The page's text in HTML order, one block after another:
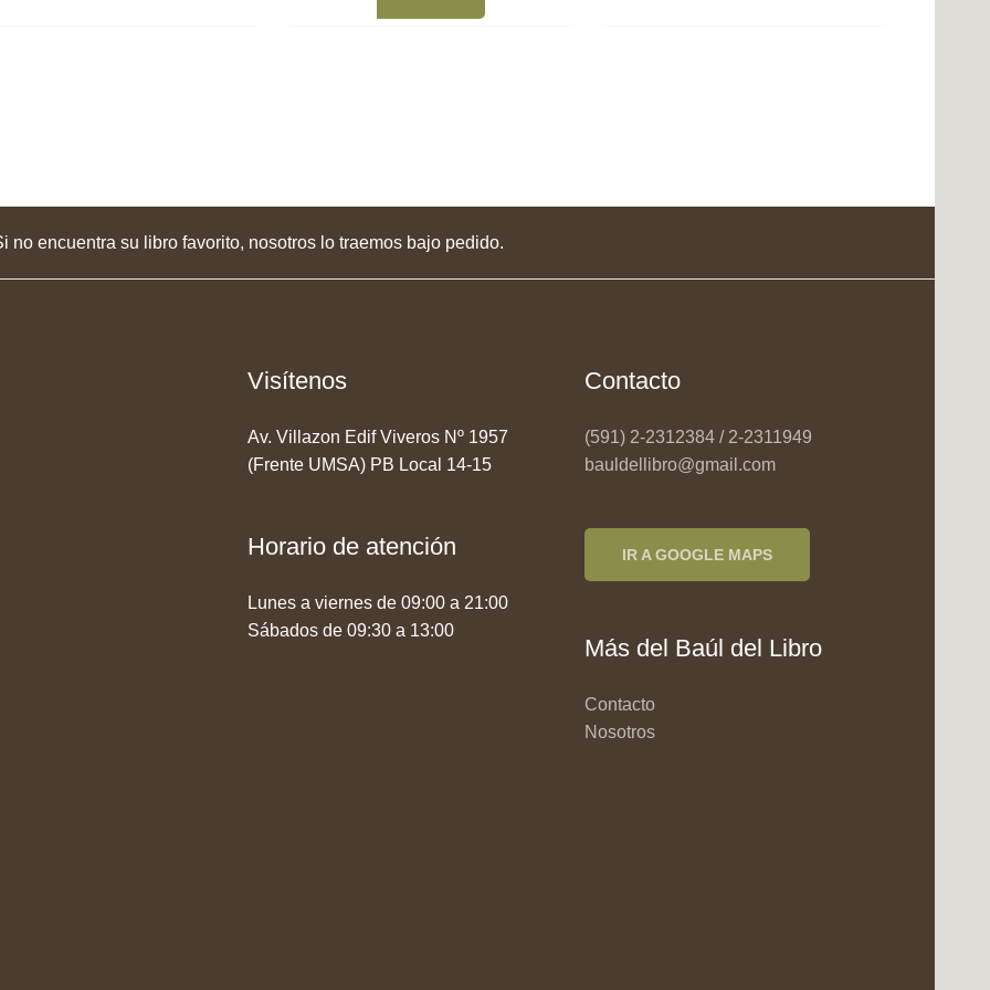
no encuentra su libro favorito, nosotros lo traemos bajo pedido.
Visítenos
Av. Villazon Edif Viveros Nº 1957
(Frente UMSA) PB Local 14-15
Horario de atención
Lunes a viernes de 09:00 a 21:00
Sábados de 09:30 a 13:00
Contacto
(591) 2-2312384 / 2-2311949
bauldellibro@gmail.com
IR A GOOGLE MAPS
Más del Baúl del Libro
Contacto
Nosotros